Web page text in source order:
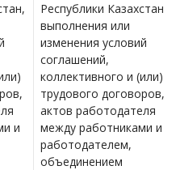
и
Республики Казахстан,
выполнения или
изменения условий
соглашений,
коллективного и (или)
трудового договоров,
актов работодателя
между работниками и
работодателем,
объединением